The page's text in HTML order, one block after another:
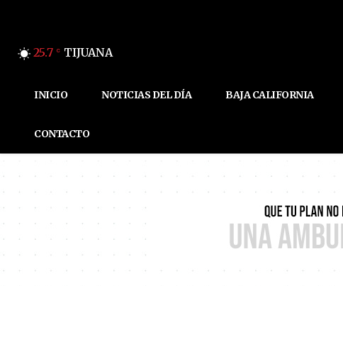
25.7 C TIJUANA
INICIO NOTICIAS DEL DÍA BAJA CALIFORNIA
CONTACTO